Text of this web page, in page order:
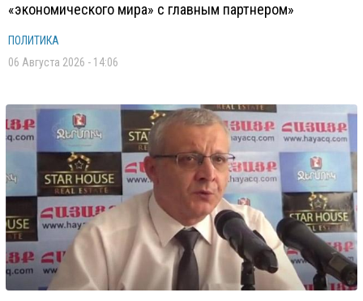
«экономического мира» с главным партнером»
ПОЛИТИКА
06 Августа 2026 - 14:06